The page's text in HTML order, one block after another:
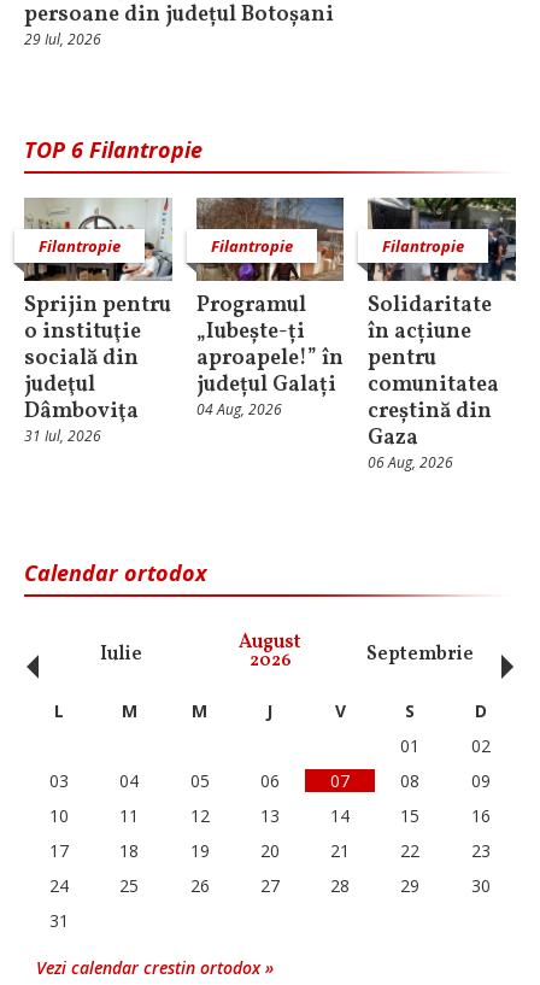
persoane din județul Botoșani
29 Iul, 2026
TOP 6 Filantropie
Filantropie
Sprijin pentru
o instituţie
socială din
judeţul
Dâmboviţa
31 Iul, 2026
Filantropie
Programul
„Iubește-ți
aproapele!” în
județul Galați
04 Aug, 2026
Filantropie
Solidaritate
în acțiune
pentru
comunitatea
creștină din
Gaza
06 Aug, 2026
Calendar ortodox
Iulie August
2026 Septembrie
‹ L M M J V S
D
01
02
03
04 05 06 07 08
09
10
11 12 13 14 15
16
17
18 19 20 21 22
23
24
25 26 27 28 29
30
31
Vezi calendar crestin ortodox »